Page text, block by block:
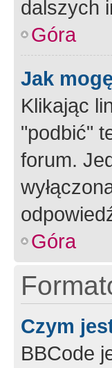
dalszych
Góra
Jak
Klikając
"podbić"
forum.
Góra
Czym
BBCode